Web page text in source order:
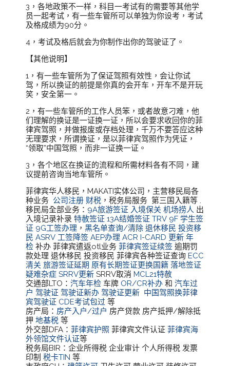
3，各地政策不一样，科目一考试有的需要等其他学
员一起考试，有一些车管所可以单独为你设考，考试
及格成绩为90分。
4，考试及格后就会为你制作出你的驾驶证了。
【其他说明】
1，有一些车管所为了保证驾照有效性，会让你试
驾，所以换证的前提是你真的会开车，开车不是开玩
笑，安全第一。
2，有一些车管所的工作人员笨，或者故意刁难，他
们理解的换证是一证换一证，所以会要求收回你的菲
律宾驾照，并做报废或存档处理，千万不要答应这种
无理要求，所谓换证，是以菲律宾驾照作为凭证，
“领取”中国驾照，而非一证换一证。
3，各个地区在换证的流程和所需材料各有不同，建
议提前咨询当地车管所。
菲律宾华人移民，MAKATI实体公司，主营移民局各
种业务 公司注册 财税 ，税务局服务 第三国入籍等 .
移民局全部业务： 9A旅游签证 入境保关 机场捞人 出
入境记录补录特赦签证 13A结婚签证 TRV 9F 学生签
证 9G工签办理 ，黑名单查询/清除 退休移民投资移
民 ASRV 工签降签 AEP办理 ACR I-CARD 更新 年
检补办 菲律宾遣返otl业务菲律宾签证续签 逾期罚
款处理 退休移民 投资移民 菲律宾各种签证查询ECC
清关 旅游签证延期 原有长期签证更换国籍 落地签证
疑难杂症 SRRV更新 SRRV取消MCL21特赦
交通部LTO：汽车年检 车牌 OR/CR补办 和汽车过
户 驾驶证 驾驶证新办 驾驶证更新 中国驾照换菲律
宾驾驶证 CDE考试包过 等
房产局： 房产入户/过户 房产贷款 房产抵押/解除抵
押地基税 等
外交部DFA：菲律宾护照 菲律宾文件认证菲律宾海
外领馆文件认证等
税务局BIR：企业所得税 企业审计 个人所得税 发票
印制税卡TIN等